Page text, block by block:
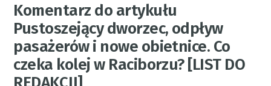
Komentarz do artykułu
Pustoszejący dworzec, odpływ
pasażerów i nowe obietnice. Co
czeka kolej w Raciborzu? [LIST DO